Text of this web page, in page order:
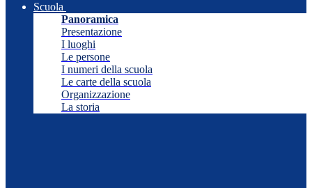
Scuola
Panoramica
Presentazione
I luoghi
Le persone
I numeri della scuola
Le carte della scuola
Organizzazione
La storia